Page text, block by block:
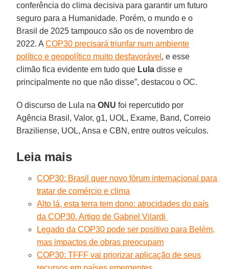
conferência do clima decisiva para garantir um futuro
seguro para a Humanidade. Porém, o mundo e o
Brasil de 2025 tampouco são os de novembro de
2022. ACOP30 precisará triunfar num ambiente
político e geopolítico muito desfavorável , e esse
climão fica evidente em tudo que Lula disse e
principalmente no que não disse”, destacou o OC.
O discurso de Lula naONU foi repercutido por
Agência Brasil, Valor, g1, UOL, Exame, Band, Correio
Braziliense, UOL, Ansa e CBN, entre outros veículos.
Leia mais
COP30: Brasil quer novo fórum internacional para
tratar de comércio e clima
Alto lá, esta terra tem dono: atrocidades do país
da COP30. Artigo de Gabriel Vilardi
Legado da COP30 pode ser positivo para Belém,
mas impactos de obras preocupam
COP30: TFFF vai priorizar aplicação de seus